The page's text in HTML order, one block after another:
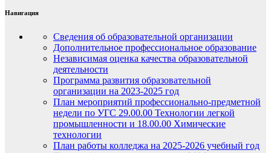
Навигация
Сведения об образовательной организации
Дополнительное профессиональное образование
Независимая оценка качества образовательной
деятельности
Программа развития образовательной
организации на 2023-2025 год
План мероприятий профессионально-предметной
недели по УГС 29.00.00 Технологии легкой
промышленности и 18.00.00 Химические
технологии
План работы колледжа на 2025-2026 учебный год